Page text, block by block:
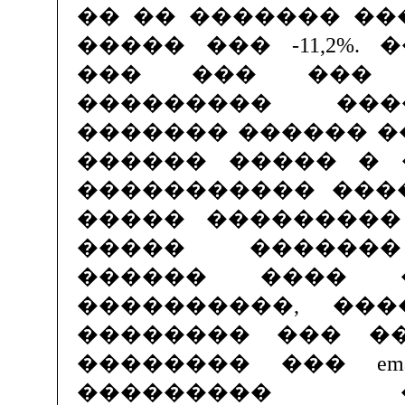
�� �� �������
����� ��� -11,2%.
��� ��� ���
���������
������� ������
������ ����� �
����������� ����
�����
�����
������ ����
����������,
�������� ���
�������� ���
���������